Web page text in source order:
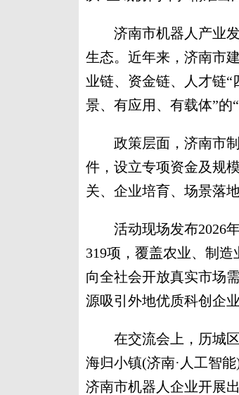
济南市机器人产业发
生态。近年来，济南市
业链、资金链、人才链
景、有应用、有载体”的
政策层面，济南市制
件，设立专项资金及规
关、企业培育、场景落
活动现场发布2026年
319项，覆盖农业、制
向全社会开放真实市场
源吸引外地优质科创企
在交流会上，历城区
海归小镇(济南·人工智
济南市机器人企业开展出